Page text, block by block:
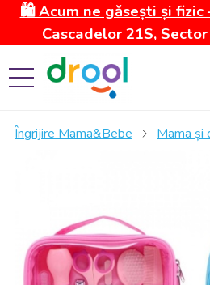
🛍️ Acum ne găsești și
Cascadelor 21S,
Îngrijire Mama&Bebe Mama și